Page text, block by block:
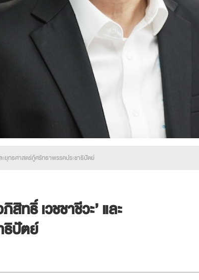
ละยุทธศาสตร์กู้ศรัทธาพรรคประชาธิปัตย์
ทธิ์ เวชชาชีวะ’ และ
ธิปัตย์